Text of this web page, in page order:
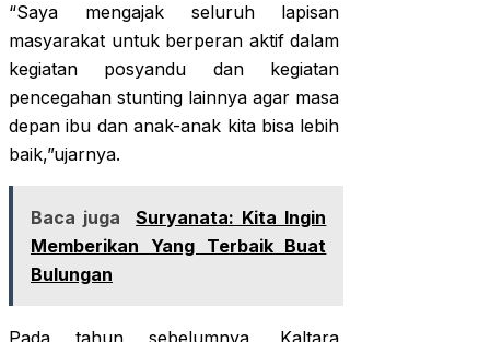
“Saya mengajak seluruh lapisan
masyarakat untuk berperan aktif dalam
kegiatan posyandu dan kegiatan
pencegahan stunting lainnya agar masa
depan ibu dan anak-anak kita bisa lebih
baik,”ujarnya.
Baca juga
Suryanata: Kita Ingin
Memberikan Yang Terbaik Buat
Bulungan